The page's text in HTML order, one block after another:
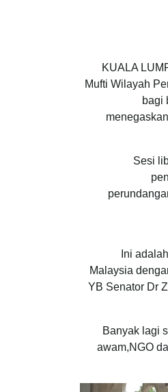
KUALA
Mufti Wilayah
bagi
Sesi
Ini
Malaysia
YB Senator Dr
Banyak lagi
awam,NGO